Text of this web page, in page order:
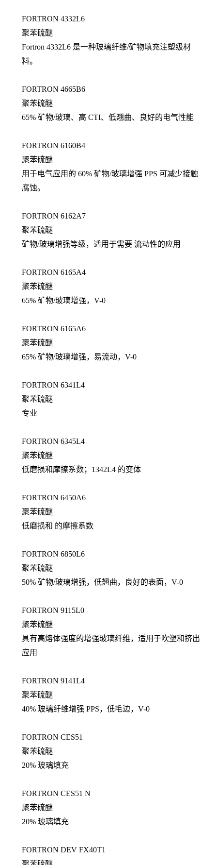
FORTRON 4332L6
聚苯硫醚
Fortron 4332L6 是一种玻璃纤维/矿物填充注塑级材
料。
FORTRON 4665B6
聚苯硫醚
65% 矿物/玻璃、高 CTI、低翘曲、良好的电气性能
FORTRON 6160B4
聚苯硫醚
用于电气应用的 60% 矿物/玻璃增强 PPS 可减少接触
腐蚀。
FORTRON 6162A7
聚苯硫醚
矿物/玻璃增强等级，适用于需要 流动性的应用
FORTRON 6165A4
聚苯硫醚
65% 矿物/玻璃增强，V-0
FORTRON 6165A6
聚苯硫醚
65% 矿物/玻璃增强，易流动，V-0
FORTRON 6341L4
聚苯硫醚
专业
FORTRON 6345L4
聚苯硫醚
低磨损和摩擦系数；1342L4 的变体
FORTRON 6450A6
聚苯硫醚
低磨损和 的摩擦系数
FORTRON 6850L6
聚苯硫醚
50% 矿物/玻璃增强，低翘曲，良好的表面，V-0
FORTRON 9115L0
聚苯硫醚
具有高熔体强度的增强玻璃纤维，适用于吹塑和挤出
应用
FORTRON 9141L4
聚苯硫醚
40% 玻璃纤维增强 PPS，低毛边，V-0
FORTRON CES51
聚苯硫醚
20% 玻璃填充
FORTRON CES51 N
聚苯硫醚
20% 玻璃填充
FORTRON DEV FX40T1